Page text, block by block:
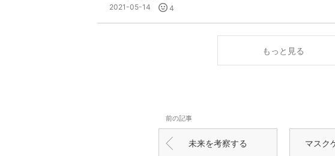
2021-05-14 4
もっと見る
前の記事
未来を考察する